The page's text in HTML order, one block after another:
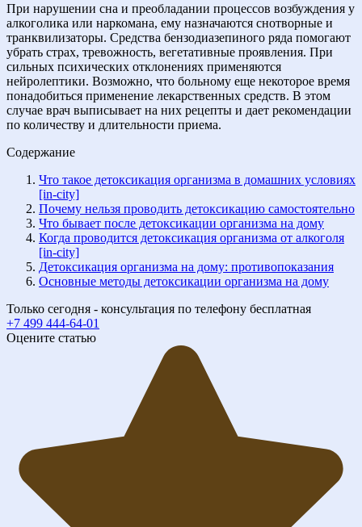
При нарушении сна и преобладании процессов возбуждения у
алкоголика или наркомана, ему назначаются снотворные и
транквилизаторы. Средства бензодиазепиного ряда помогают
убрать страх, тревожность, вегетативные проявления. При
сильных психических отклонениях применяются
нейролептики. Возможно, что больному еще некоторое время
понадобиться применение лекарственных средств. В этом
случае врач выписывает на них рецепты и дает рекомендации
по количеству и длительности приема.
Содержание
Что такое детоксикация организма в домашних условиях
[in-city]
Почему нельзя проводить детоксикацию самостоятельно
Что бывает после детоксикации организма на дому
Когда проводится детоксикация организма от алкоголя
[in-city]
Детоксикация организма на дому: противопоказания
Основные методы детоксикации организма на дому
Только сегодня - консультация по телефону бесплатная
+7 499 444-64-01
Оцените статью